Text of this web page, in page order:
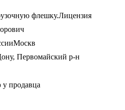
флешку.Лицензия
Первомайский р-н
у продавца